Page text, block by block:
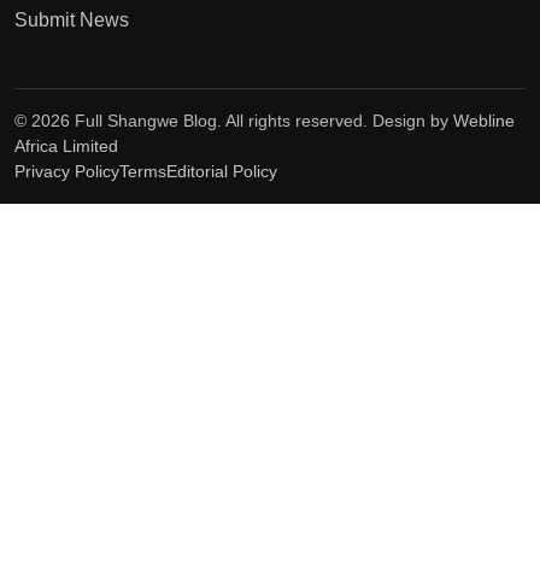
Submit News
© 2026 Full Shangwe Blog. All rights reserved. Design by Webline
Africa Limited
Privacy PolicyTermsEditorial Policy